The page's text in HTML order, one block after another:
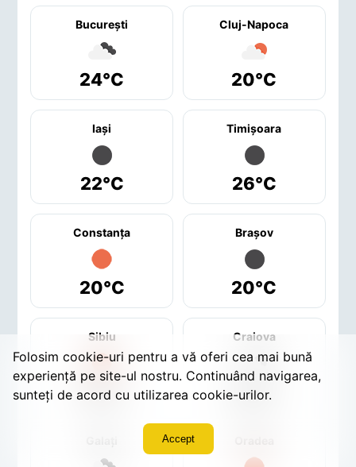
București
24°C
Cluj-Napoca
20°C
Iaşi
22°C
Timişoara
26°C
Constanţa
20°C
Braşov
20°C
Sibiu
21°C
Craiova
22°C
Folosim cookie-uri pentru a vă oferi cea mai bună
experiență pe site-ul nostru. Continuând navigarea,
sunteți de acord cu utilizarea cookie-urilor.
Accept